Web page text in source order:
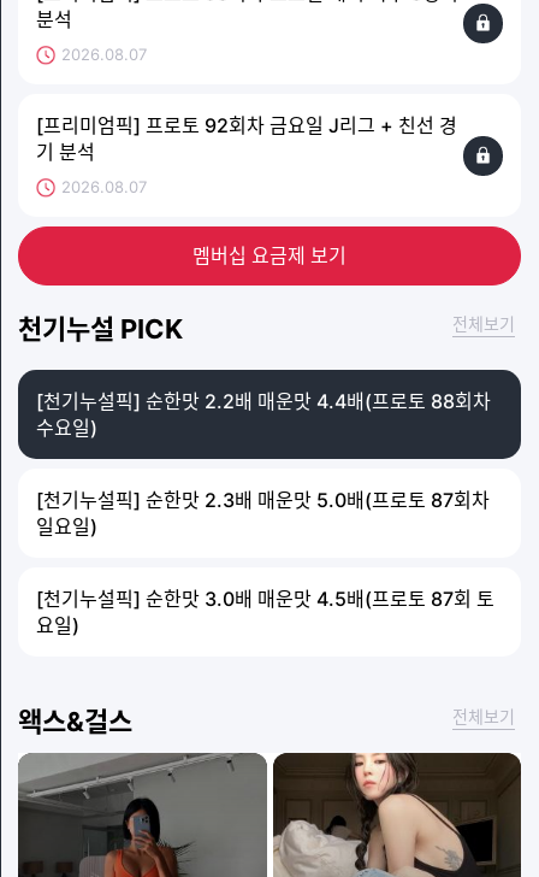
분석
2026.08.07
[프리미엄픽] 프로토 92회차 금요일 J리그 + 친선 경
기 분석
2026.08.07
멤버십 요금제 보기
천기누설 PICK 전체보기
[천기누설픽] 순한맛 2.2배 매운맛 4.4배(프로토 88회차
수요일)
[천기누설픽] 순한맛 2.3배 매운맛 5.0배(프로토 87회차
일요일)
[천기누설픽] 순한맛 3.0배 매운맛 4.5배(프로토 87회 토
요일)
왝스&걸스 전체보기